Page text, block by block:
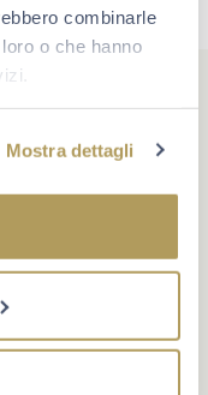
combinarle
o che hanno
Mostra dettagli
giusta e